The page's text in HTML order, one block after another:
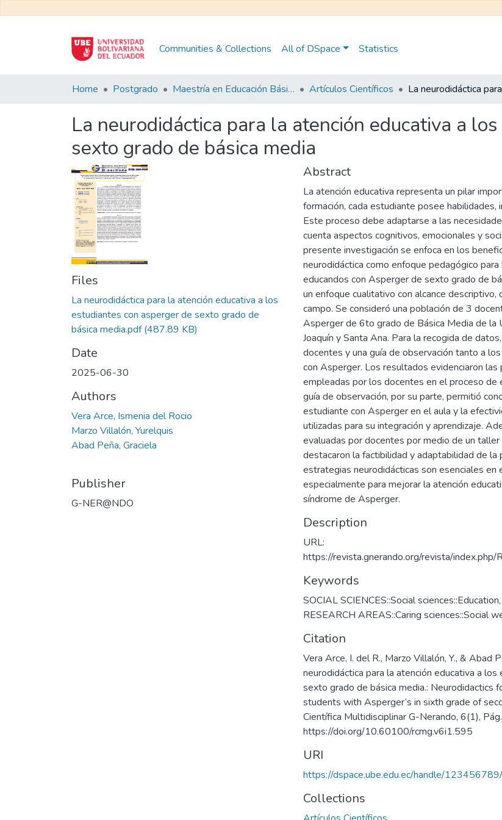
Communities & Collections All of DSpace Statistics
Home Postgrado Maestría en Educación Básica Artículos Científicos
La neurodidáctica para la atención educativa a
sexto grado de básica media
Files
La neurodidáctica para la atención educativa a los
estudiantes con asperger de sexto grado de
básica media.pdf(487.89 KB)
Date
2025-06-30
Authors
Vera Arce, Ismenia del Rocio
Marzo Villalón, Yurelquis
Abad Peña, Graciela
Publisher
G-NER@NDO
Abstract
La atención educativa representa un pilar
formación, cada estudiante posee habilidades,
Este proceso debe adaptarse a las
cuenta aspectos cognitivos, emocionales y
presente investigación se enfoca en los
neurodidáctica como enfoque pedagógico
educandos con Asperger de sexto grado de
un enfoque cualitativo con alcance
campo. Se consideró una población de 3
Asperger de 6to grado de Básica Media de la
Joaquín y Santa Ana. Para la recogida de
docentes y una guía de observación tanto a
con Asperger. Los resultados evidenciaron
empleadas por los docentes en el proceso de
guía de observación, por su parte, permitió
estudiante con Asperger en el aula y la
utilizadas para su integración y aprendizaje.
evaluadas por docentes por medio de un
destacaron la factibilidad y adaptabilidad de
estrategias neurodidácticas son esenciales en
especialmente para mejorar la atención
síndrome de Asperger.
Description
URL:
https://revista.gnerando.org/revista/
Keywords
SOCIAL SCIENCES::Social sciences::Education,
RESEARCH AREAS::Caring sciences::Social
Citation
Vera Arce, I. del R., Marzo Villalón, Y., & Abad
neurodidáctica para la atención educativa a
sexto grado de básica media.: Neurodidactics
students with Asperger’s in sixth grade of
Científica Multidisciplinar G-Nerando, 6(1),
https://doi.org/10.60100/rcmg.v6i1.595
URI
https://dspace.ube.edu.ec/handle/
Collections